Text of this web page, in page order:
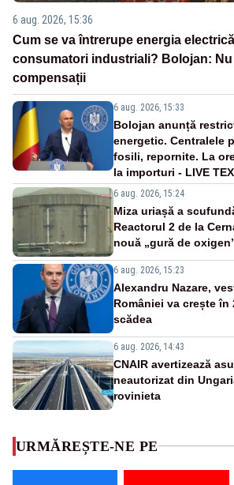
6 aug. 2026, 15:36
Cum se va întrerupe energia
consumatori industriali? Bolojan:
compensații
6 aug. 2026, 15:33
Bolojan anunță
energetic. Centralele
fosili, repornite. La
la importuri - LIVE
6 aug. 2026, 15:24
Miza uriașă a
Reactorul 2 de la
nouă „gură de
6 aug. 2026, 15:23
Alexandru Nazare,
României va crește în
scădea
6 aug. 2026, 14:43
CNAIR avertizează
neautorizat din
rovinieta
URMĂREȘTE-NE PE